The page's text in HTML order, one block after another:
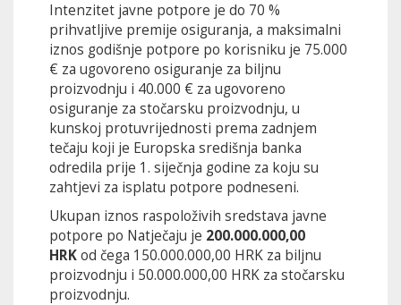
Intenzitet javne potpore je do 70 %
prihvatljive premije osiguranja, a maksimalni
iznos godišnje potpore po korisniku je 75.000
€ za ugovoreno osiguranje za biljnu
proizvodnju i 40.000 € za ugovoreno
osiguranje za stočarsku proizvodnju, u
kunskoj protuvrijednosti prema zadnjem
tečaju koji je Europska središnja banka
odredila prije 1. siječnja godine za koju su
zahtjevi za isplatu potpore podneseni.
Ukupan iznos raspoloživih sredstava javne
potpore po Natječaju je 200.000.000,00
HRKod čega 150.000.000,00 HRK za biljnu
proizvodnju i 50.000.000,00 HRK za stočarsku
proizvodnju.